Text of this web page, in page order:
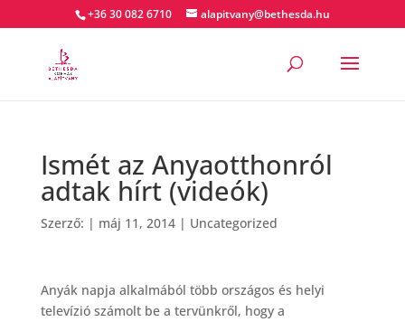
+36 30 082 6710 alapitvany@bethesda.hu
Ismét az Anyaotthonról
adtak hírt (videók)
Szerző: | máj 11, 2014| Uncategorized
Anyák napja alkalmából több országos és helyi
televízió számolt be a tervünkről, hogy a